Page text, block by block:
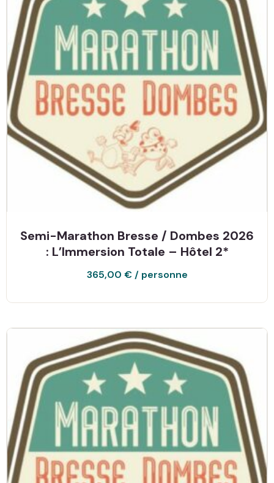
Semi-Marathon Bresse / Dombes 2026
: L’Immersion Totale – Hôtel 2*
365,00 €